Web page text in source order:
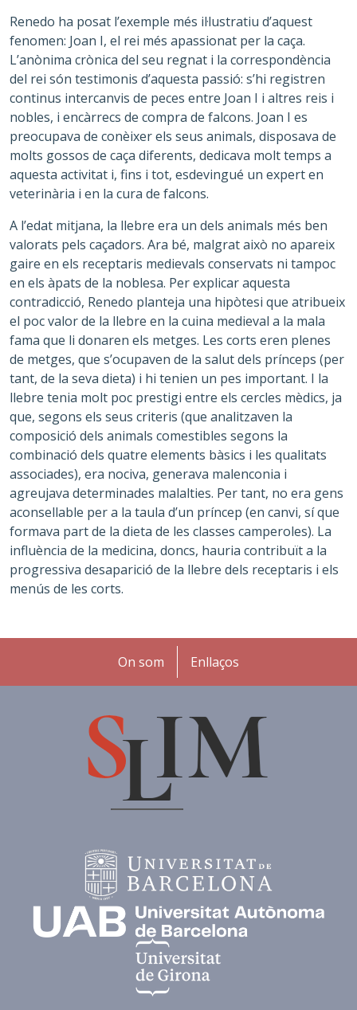
Renedo ha posat l’exemple més il·lustratiu d’aquest
fenomen: Joan I, el rei més apassionat per la caça.
L’anònima crònica del seu regnat i la correspondència
del rei són testimonis d’aquesta passió: s’hi registren
continus intercanvis de peces entre Joan I i altres reis i
nobles, i encàrrecs de compra de falcons. Joan I es
preocupava de conèixer els seus animals, disposava de
molts gossos de caça diferents, dedicava molt temps a
aquesta activitat i, fins i tot, esdevingué un expert en
veterinària i en la cura de falcons.
A l’edat mitjana, la llebre era un dels animals més ben
valorats pels caçadors. Ara bé, malgrat això no apareix
gaire en els receptaris medievals conservats ni tampoc
en els àpats de la noblesa. Per explicar aquesta
contradicció, Renedo planteja una hipòtesi que atribueix
el poc valor de la llebre en la cuina medieval a la mala
fama que li donaren els metges. Les corts eren plenes
de metges, que s’ocupaven de la salut dels prínceps (per
tant, de la seva dieta) i hi tenien un pes important. I la
llebre tenia molt poc prestigi entre els cercles mèdics, ja
que, segons els seus criteris (que analitzaven la
composició dels animals comestibles segons la
combinació dels quatre elements bàsics i les qualitats
associades), era nociva, generava malenconia i
agreujava determinades malalties. Per tant, no era gens
aconsellable per a la taula d’un príncep (en canvi, sí que
formava part de la dieta de les classes camperoles). La
influència de la medicina, doncs, hauria contribuït a la
progressiva desaparició de la llebre dels receptaris i els
menús de les corts.
Peu
On som Enllaços